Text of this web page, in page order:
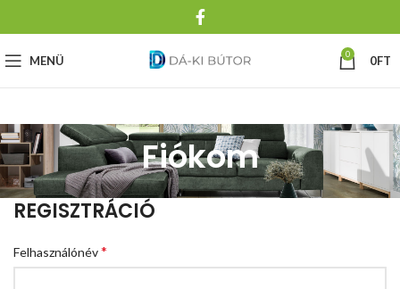
MENÜ 0 0FT
Fiókom
REGISZTRÁCIÓ
Felhasználónév*